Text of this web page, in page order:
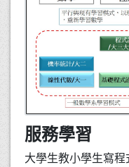
服務學習
大學生教小學生寫程